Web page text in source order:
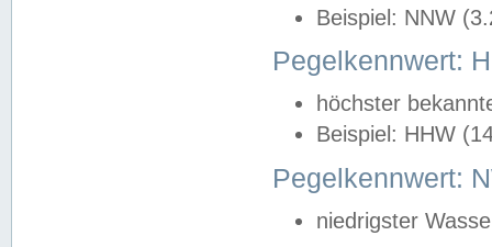
Beispiel: NNW
Pegelkennwert:
höchster
Beispiel: HHW
Pegelkennwert:
niedrigster